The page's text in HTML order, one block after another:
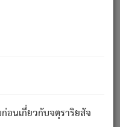
นเกี่ยวกับจตุราริยสัจ
ผัสสะบังหน้า
รใด แต่สิ่งนั้นย่อมเป็น
าสำคัญนั้น
น้าแล้ว มีภพโดยความ
ด้เพลิดเพลินยิ่งนักในภพ